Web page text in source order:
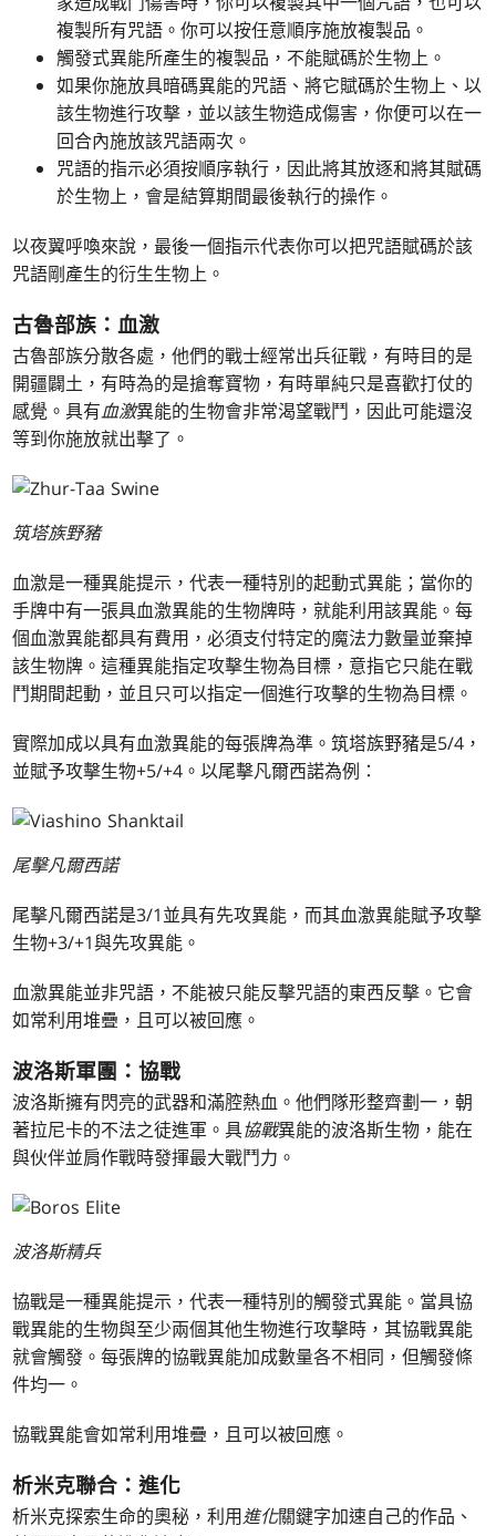
複製所有咒語。你可以按任意順序施放複製品。
觸發式異能所產生的複製品，不能賦碼於生物上。
如果你施放具暗碼異能的咒語、將它賦碼於生物上、以
該生物進行攻擊，並以該生物造成傷害，你便可以在一
回合內施放該咒語兩次。
咒語的指示必須按順序執行，因此將其放逐和將其賦碼
於生物上，會是結算期間最後執行的操作。
以夜翼呼喚來說，最後一個指示代表你可以把咒語賦碼於該
咒語剛產生的衍生生物上。
古魯部族：血激
古魯部族分散各處，他們的戰士經常出兵征戰，有時目的是
開疆闢土，有時為的是搶奪寶物，有時單純只是喜歡打仗的
感覺。具有血激異能的生物會非常渴望戰鬥，因此可能還沒
等到你施放就出擊了。
筑塔族野豬
血激是一種異能提示，代表一種特別的起動式異能；當你的
手牌中有一張具血激異能的生物牌時，就能利用該異能。每
個血激異能都具有費用，必須支付特定的魔法力數量並棄掉
該生物牌。這種異能指定攻擊生物為目標，意指它只能在戰
鬥期間起動，並且只可以指定一個進行攻擊的生物為目標。
實際加成以具有血激異能的每張牌為準。筑塔族野豬是5/4，
並賦予攻擊生物+5/+4。以尾擊凡爾西諾為例：
尾擊凡爾西諾
尾擊凡爾西諾是3/1並具有先攻異能，而其血激異能賦予攻擊
生物+3/+1與先攻異能。
血激異能並非咒語，不能被只能反擊咒語的東西反擊。它會
如常利用堆疊，且可以被回應。
波洛斯軍團：協戰
波洛斯擁有閃亮的武器和滿腔熱血。他們隊形整齊劃一，朝
著拉尼卡的不法之徒進軍。具協戰異能的波洛斯生物，能在
與伙伴並肩作戰時發揮最大戰鬥力。
波洛斯精兵
協戰是一種異能提示，代表一種特別的觸發式異能。當具協
戰異能的生物與至少兩個其他生物進行攻擊時，其協戰異能
就會觸發。每張牌的協戰異能加成數量各不相同，但觸發條
件均一。
協戰異能會如常利用堆疊，且可以被回應。
析米克聯合：進化
析米克探索生命的奧秘，利用進化關鍵字加速自己的作品、